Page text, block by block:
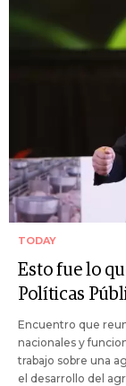
TODAY
Esto fue lo
Políticas
Encuentro que
nacionales y
trabajo sobre una
el desarrollo del